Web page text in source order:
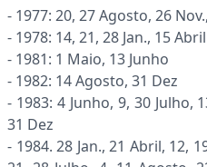
- 1977: 20, 27 Agosto, 26
- 1978: 14, 21, 28 Jan., 15 Abril
- 1981: 1 Maio, 13 Junho
- 1982: 14 Agosto, 31 Dez
- 1983: 4 Junho, 9, 30 Julho,
31 Dez
- 1984. 28 Jan., 21 Abril, 12,